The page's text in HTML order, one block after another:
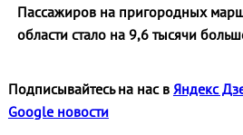
Пассажиров на пригородных
области стало на 9,6 тысячи
Подписывайтесь на нас в Яндекс
Google новости